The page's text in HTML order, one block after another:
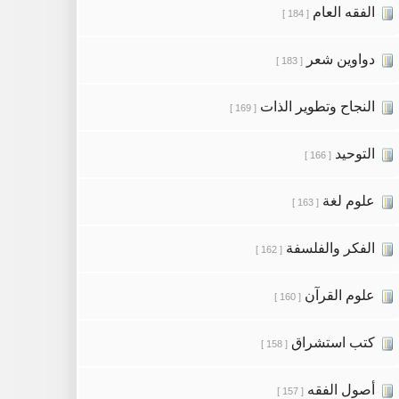
الفقه العام [ 184 ]
دواوين شعر [ 183 ]
النجاح وتطوير الذات [ 169 ]
التوحيد [ 166 ]
علوم لغة [ 163 ]
الفكر والفلسفة [ 162 ]
علوم القرآن [ 160 ]
كتب استشراق [ 158 ]
أصول الفقه [ 157 ]